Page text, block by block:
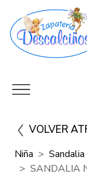
VOLVER
Niña
Sandalia
SANDALIA